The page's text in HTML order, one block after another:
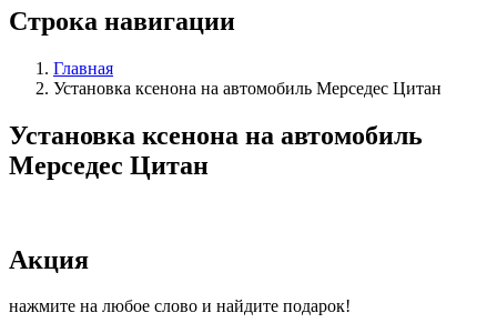
Строка навигации
Главная
Установка ксенона на автомобиль Мерседес Цитан
Установка ксенона на автомобиль
Мерседес Цитан
Акция
нажмите на любое слово и найдите подарок!